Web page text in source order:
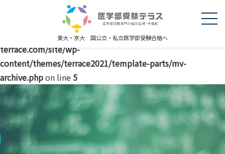
東大・京大 国公立・私立医学部受験合格へ
: explode() expects parameter 2 to be string, object
/home/r5227289/public_html/igakubujuken-
terrace.com/site/wp-
content/themes/terrace2021/template-parts/mv-
archive.phpon line 5